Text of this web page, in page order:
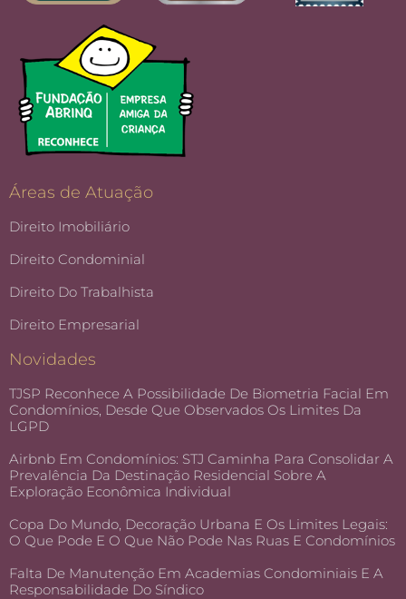
Áreas de Atuação
Direito Imobiliário
Direito Condominial
Direito Do Trabalhista
Direito Empresarial
Novidades
TJSP Reconhece A Possibilidade De Biometria Facial Em
Condomínios, Desde Que Observados Os Limites Da
LGPD
Airbnb Em Condomínios: STJ Caminha Para Consolidar A
Prevalência Da Destinação Residencial Sobre A
Exploração Econômica Individual
Copa Do Mundo, Decoração Urbana E Os Limites Legais:
O Que Pode E O Que Não Pode Nas Ruas E Condomínios
Falta De Manutenção Em Academias Condominiais E A
Responsabilidade Do Síndico